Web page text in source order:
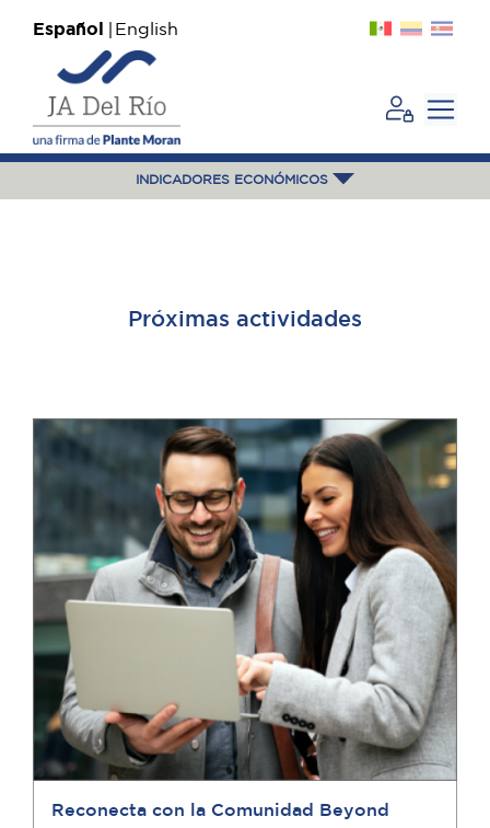
Español English
INDICADORES ECONÓMICOS
Próximas actividades
Reconecta con la Comunidad Beyond